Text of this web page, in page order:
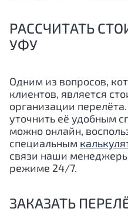
РАССЧИТАТЬ
УФУ
Одним из вопросов,
клиентов, является
организации
уточнить её удобным
можно онлайн,
специальным
связи наши
режиме 24/7.
ЗАКАЗАТЬ